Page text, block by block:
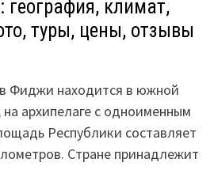
климат,
туры, цены, отзывы
Фиджи находится в южной
на архипелаге с одноименным
Республики составляет
Стране принадлежит